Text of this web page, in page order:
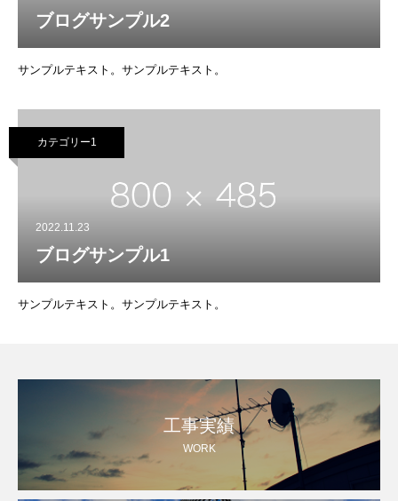
ブログサンプル2
サンプルテキスト。サンプルテキスト。
カテゴリー1
2022.11.23
ブログサンプル1
サンプルテキスト。サンプルテキスト。
工事実績
WORK